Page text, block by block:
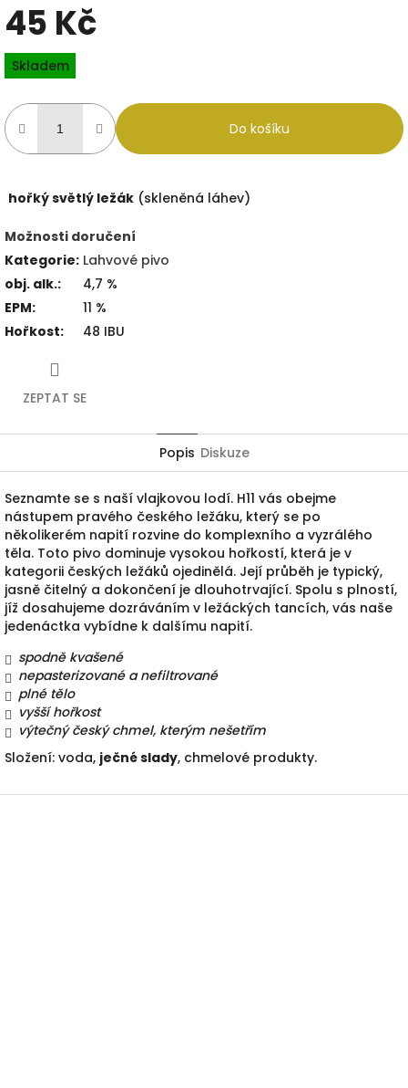
45 Kč
Měrná
cena:
Skladem
Do košíku
hořký světlý ležák (skleněná láhev)
Možnosti doručení
Kategorie: Lahvové pivo
obj. alk.:
4,7 %
EPM:
11 %
Hořkost: 48 IBU
ZEPTAT SE
Popis Diskuze
Seznamte se s naší vlajkovou lodí. H11 vás obejme
nástupem pravého českého ležáku, který se po
několikerém napití rozvine do komplexního a vyzrálého
těla. Toto pivo dominuje vysokou hořkostí, která je v
kategorii českých ležáků ojedinělá. Její průběh je typický,
jasně čitelný a dokončení je dlouhotrvající. Spolu s plností,
jíž dosahujeme dozráváním v ležáckých tancích, vás naše
jedenáctka vybídne k dalšímu napití.
spodně kvašené
nepasterizované anefiltrované
plné tělo
vyšší hořkost
výtečný český chmel, kterým nešetřím
Složení: voda, ječné slady, chmelové produkty.
Z